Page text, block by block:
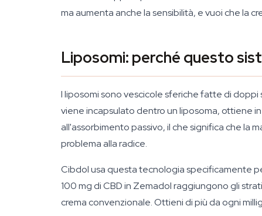
ma aumenta anche la sensibilità, e vuoi che la
Liposomi: perché questo
I liposomi sono vescicole sferiche fatte di
viene incapsulato dentro un liposoma, ottiene
all'assorbimento passivo, il che significa che la
problema alla radice.
Cibdol usa questa tecnologia specificamente
100 mg di CBD in Zemadol raggiungono gli
crema convenzionale. Ottieni di più da ogni